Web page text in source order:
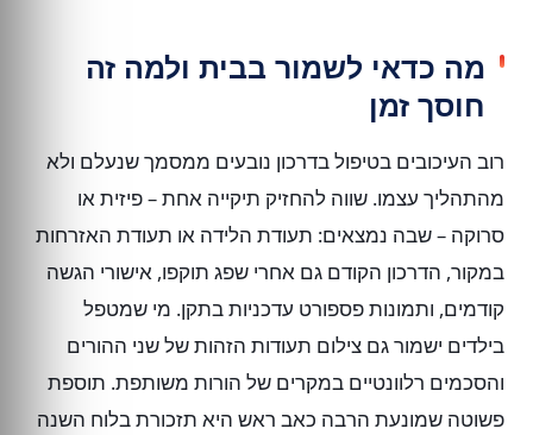
מה כדאי לשמור בבית ולמה זה
חוסך זמן
רוב העיכובים בטיפול בדרכון נובעים ממסמך שנעלם ולא
מהתהליך עצמו. שווה להחזיק תיקייה אחת – פיזית או
סרוקה – שבה נמצאים: תעודת הלידה או תעודת האזרחות
במקור, הדרכון הקודם גם אחרי שפג תוקפו, אישורי הגשה
קודמים, ותמונות פספורט עדכניות בתקן. מי שמטפל
בילדים ישמור גם צילום תעודות הזהות של שני ההורים
והסכמים רלוונטיים במקרים של הורות משותפת. תוספת
פשוטה שמונעת הרבה כאב ראש היא תזכורת בלוח השנה